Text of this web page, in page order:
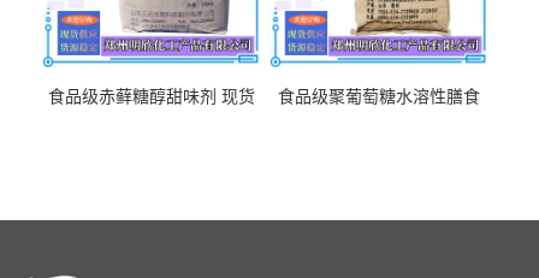
食品级赤藓糖醇甜味剂 现货
食品级聚葡萄糖水溶性膳食